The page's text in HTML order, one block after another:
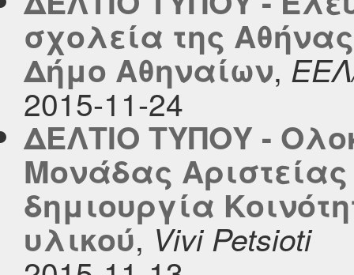
σχολεία της
Δήμο Αθηναίων,
2015-11-24
ΔΕΛΤΙΟ ΤΥΠΟΥ -
Μονάδας Αριστείας
δημιουργία
υλικού, Vivi Petsioti